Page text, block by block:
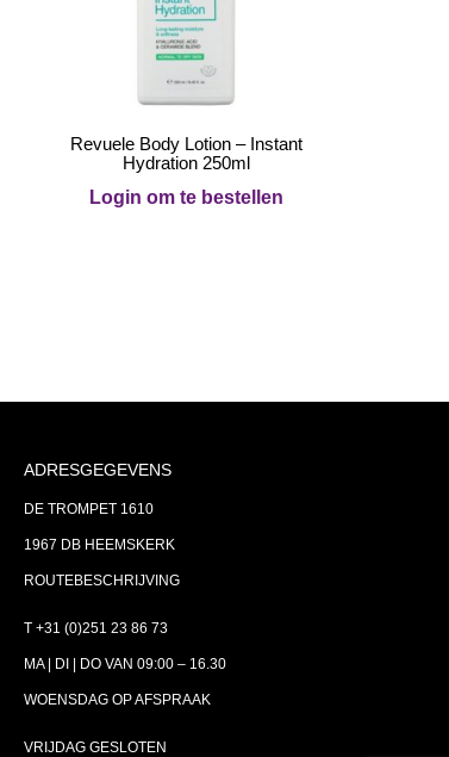
Revuele Body Lotion – Instant
Hydration 250ml
Login om te bestellen
ADRESGEGEVENS
DE TROMPET 1610
1967 DB HEEMSKERK
ROUTEBESCHRIJVING
T +31 (0)251 23 86 73
MA | DI | DO VAN 09:00 – 16.30
WOENSDAG OP AFSPRAAK
VRIJDAG GESLOTEN